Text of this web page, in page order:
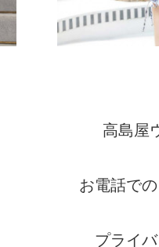
高島屋
お電話で
プライ